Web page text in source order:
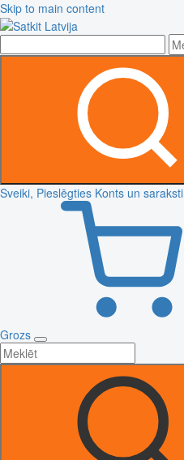
Skip to main content
Sveiki, Pieslēgties Konts un saraksti
Grozs